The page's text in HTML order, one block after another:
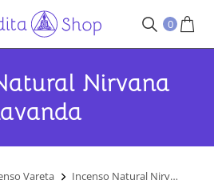
0
Nirvana
Vareta Incenso Natural Nirv…